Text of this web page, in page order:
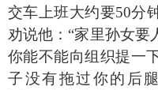
交车上班大约要50分
劝说他： “家里孙女要
你能不能向组织提一
子没有拖过你的后